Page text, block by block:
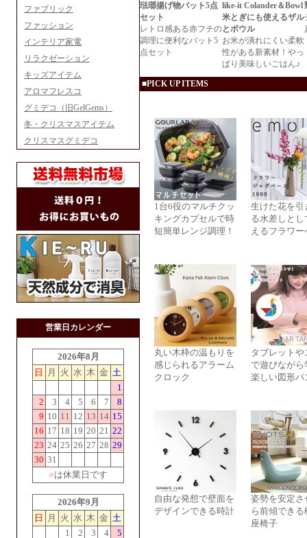
ファブリック
ファッション
インテリア家電
リラクゼーション
キッズアイテム
アロマフレスコ
グミデコ（旧GelGems）
冬・クリスマスアイテム
クリスマスグミデコ
営業日カレンダー
2026年8月
日
月 火 水 木 金 土
1
2
3 4 5 6 7
8
9 10 11 12 13 14 15
16 17 18 19 20 21 22
23 24 25 26 27 28 29
30 31
■は休業日です
2026年9月
日
月 火 水 木 金 土
1
2 3 4
5
琺瑯揚げ物バット5点
セット
レトロ感ある赤フチの
調理に便利なバット5
点セット
like-it Colander＆Bowl
米とぎにも使えるザル
とボウル
お米が潰れにくい柔軟
性がある新素材！やっ
ぱり美味しいごはん♪
■PICK UP ITEMS
1台6役のマルチクッ
キングカプセルで時
短簡単レンジ調理！
生けた花を引
る水差しとし
えるフラワー
丸い木枠の温もりを
感じられるアラーム
クロック
タブレットや
で遊びながら
楽しい図形パ
自由な発想で壁面を
デザインできる時計
姿勢を安定さ
ら前傾できる
座椅子